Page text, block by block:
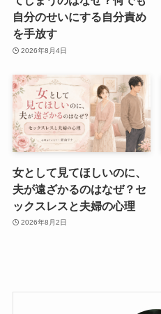
自分のせいにする自分責め
を手放す
2026年8月4日
女として見てほしいのに、
夫が遠ざかるのはなぜ？セ
ックスレスと夫婦の心理
2026年8月2日